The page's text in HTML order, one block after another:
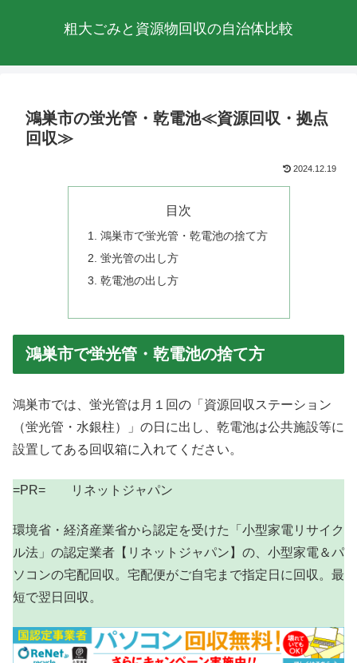
粗大ごみと資源物回収の自治体比較
鴻巣市の蛍光管・乾電池≪資源回収・拠点
回収≫
2024.12.19
目次
鴻巣市で蛍光管・乾電池の捨て方
蛍光管の出し方
乾電池の出し方
鴻巣市で蛍光管・乾電池の捨て方
鴻巣市では、蛍光管は月１回の「資源回収ステーション
（蛍光管・水銀柱）」の日に出し、乾電池は公共施設等に
設置してある回収箱に入れてください。
=PR= リネットジャパン
環境省・経済産業省から認定を受けた「小型家電リサイク
ル法」の認定業者【リネットジャパン】の、小型家電＆パ
ソコンの宅配回収。宅配便がご自宅まで指定日に回収。最
短で翌日回収。